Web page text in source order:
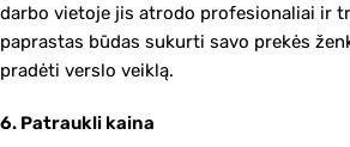
darbo vietoje jis atrodo profesionaliai ir
paprastas būdas sukurti savo prekės
pradėti verslo veiklą.
6. Patraukli kaina